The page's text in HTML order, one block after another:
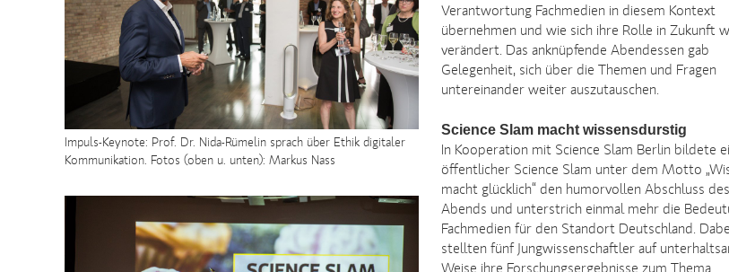
Impuls-Keynote: Prof. Dr. Nida-Rümelin sprach über Ethik digitaler
Kommunikation. Fotos (oben u. unten): Markus Nass
Verantwortung Fachmedien in diesem Kontext
übernehmen und wie sich ihre Rolle in Zukunft
verändert. Das anknüpfende Abendessen gab
Gelegenheit, sich über die Themen und Fragen
untereinander weiter auszutauschen.
Science Slam macht wissensdurstig
In Kooperation mit Science Slam Berlin bildete
öffentlicher Science Slam unter dem Motto
macht glücklich“ den humorvollen Abschluss des
Abends und unterstrich einmal mehr die
Fachmedien für den Standort Deutschland.
stellten fünf Jungwissenschaftler auf